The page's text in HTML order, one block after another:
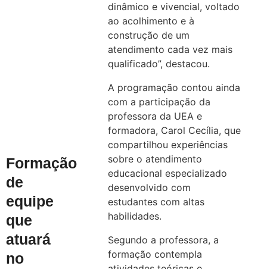
Formação
de
equipe
que
atuará
no
dinâmico e vivencial, voltado
ao acolhimento e à
construção de um
atendimento cada vez mais
qualificado”, destacou.
A programação contou ainda
com a participação da
professora da UEA e
formadora, Carol Cecília, que
compartilhou experiências
sobre o atendimento
educacional especializado
desenvolvido com
estudantes com altas
habilidades.
Segundo a professora, a
formação contempla